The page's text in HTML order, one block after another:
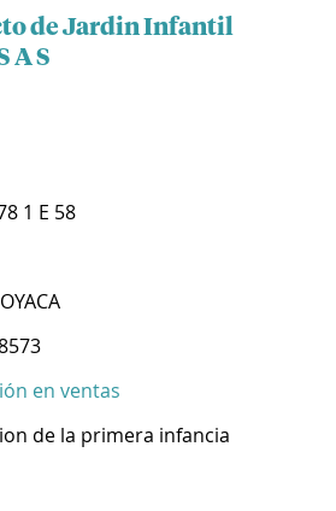
de Jardin Infantil
A S
1 E 58
en ventas
de la primera infancia